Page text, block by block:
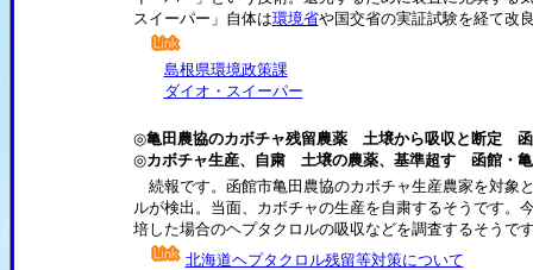
スイーパー」自体は環境省や国交省の実証試験を経て改
島根県環境政策課
ダイオ・スイーパー
◎亀田農協のカボチャ残留農薬 土壌から吸収と断定
◎カボチャ生産、自粛 土壌の農薬、基準超す 函館・亀
続報です。函館市亀田農協のカボチャ生産農家を対象
ルが検出。当面、カボチャの生産を自粛するそうです。
培した場合のヘプタクロルの吸収などを調査するそうで
北海道ヘプタクロル残留等対策について